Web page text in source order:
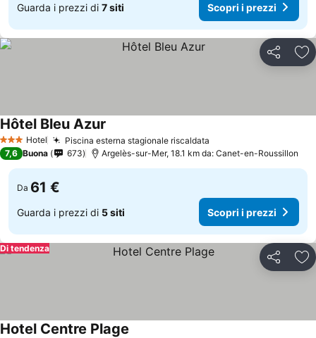
Guarda i prezzi di 7 siti Scopri i prezzi
Condividi
3 StelleHotel Piscina esterna stagionale riscaldata
Hôtel Bleu Azur
7,6 Buona 673 Argelès-sur-Mer, 18.1 km da: Canet-en-Roussillon
Da 61 €
Guarda i prezzi di 5 siti Scopri i prezzi
Condividi
Di tendenza
Hotel Centre Plage